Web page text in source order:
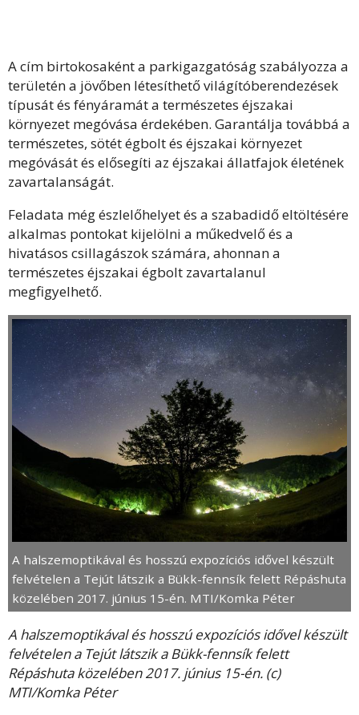
A cím birtokosaként a parkigazgatóság szabályozza a
területén a jövőben létesíthető világítóberendezések
típusát és fényáramát a természetes éjszakai
környezet megóvása érdekében. Garantálja továbbá a
természetes, sötét égbolt és éjszakai környezet
megóvását és elősegíti az éjszakai állatfajok életének
zavartalanságát.
Feladata még észlelőhelyet és a szabadidő eltöltésére
alkalmas pontokat kijelölni a műkedvelő és a
hivatásos csillagászok számára, ahonnan a
természetes éjszakai égbolt zavartalanul
megfigyelhető.
A halszemoptikával és hosszú expozíciós idővel készült
felvételen a Tejút látszik a Bükk-fennsík felett Répáshuta
közelében 2017. június 15-én. MTI/Komka Péter
A halszemoptikával és hosszú expozíciós idővel készült
felvételen a Tejút látszik a Bükk-fennsík felett
Répáshuta közelében 2017. június 15-én. (c)
MTI/Komka Péter